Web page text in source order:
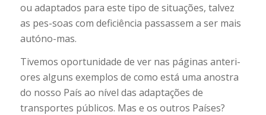
ou adaptados para este tipo de situações, talvez
as pes-soas com deficiência passassem a ser mais
autóno-mas.
Tivemos oportunidade de ver nas páginas anteri-
ores alguns exemplos de como está uma anostra
do nosso País ao nível das adaptações de
transportes públicos. Mas e os outros Países?